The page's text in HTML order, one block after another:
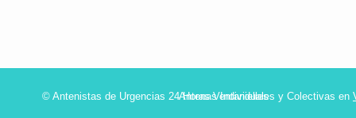
© Antenistas de Urgencias 24 Horas Ventanielles
Antenas Individuales y Colectivas en